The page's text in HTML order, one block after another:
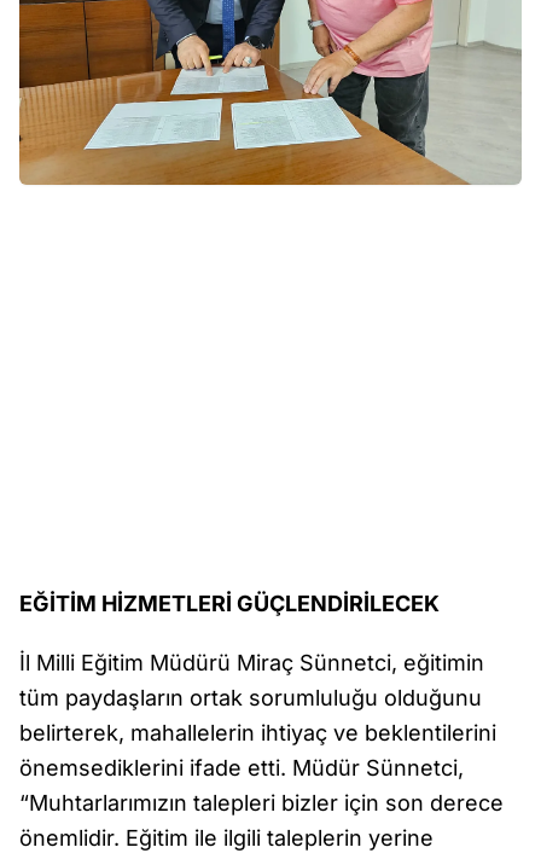
EĞİTİM HİZMETLERİ GÜÇLENDİRİLECEK
İl Milli Eğitim Müdürü Miraç Sünnetci, eğitimin
tüm paydaşların ortak sorumluluğu olduğunu
belirterek, mahallelerin ihtiyaç ve beklentilerini
önemsediklerini ifade etti. Müdür Sünnetci,
“Muhtarlarımızın talepleri bizler için son derece
önemlidir. Eğitim ile ilgili taleplerin yerine